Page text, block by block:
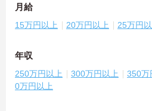
月給
15万円以上 20万円以上 25万円
年収
250万円以上 300万円以上 350万
0万円以上